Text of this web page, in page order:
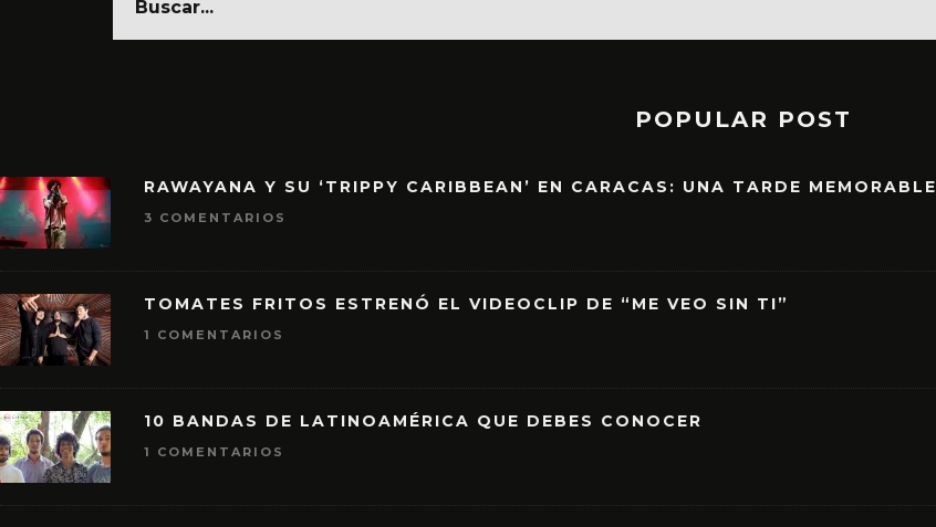
POPULAR POST
RAWAYANA Y SU ‘TRIPPY CARIBBEAN’ EN CARACAS: UNA TARDE MEMORABLE
3 COMENTARIOS
TOMATES FRITOS ESTRENÓ EL VIDEOCLIP DE “ME VEO SIN TI”
1 COMENTARIOS
10 BANDAS DE LATINOAMÉRICA QUE DEBES CONOCER
1 COMENTARIOS